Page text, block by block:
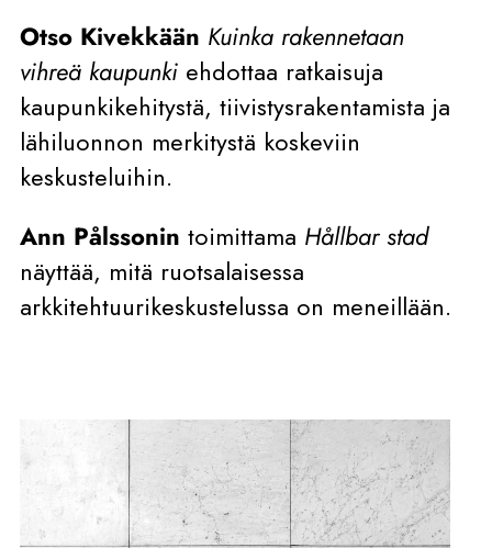
Otso Kivekkään Kuinka rakennetaan
vihreä kaupunki ehdottaa ratkaisuja
kaupunkikehitystä, tiivistysrakentamista ja
lähiluonnon merkitystä koskeviin
keskusteluihin.
Ann Pålssonin toimittama Hållbar stad
näyttää, mitä ruotsalaisessa
arkkitehtuurikeskustelussa on meneillään.